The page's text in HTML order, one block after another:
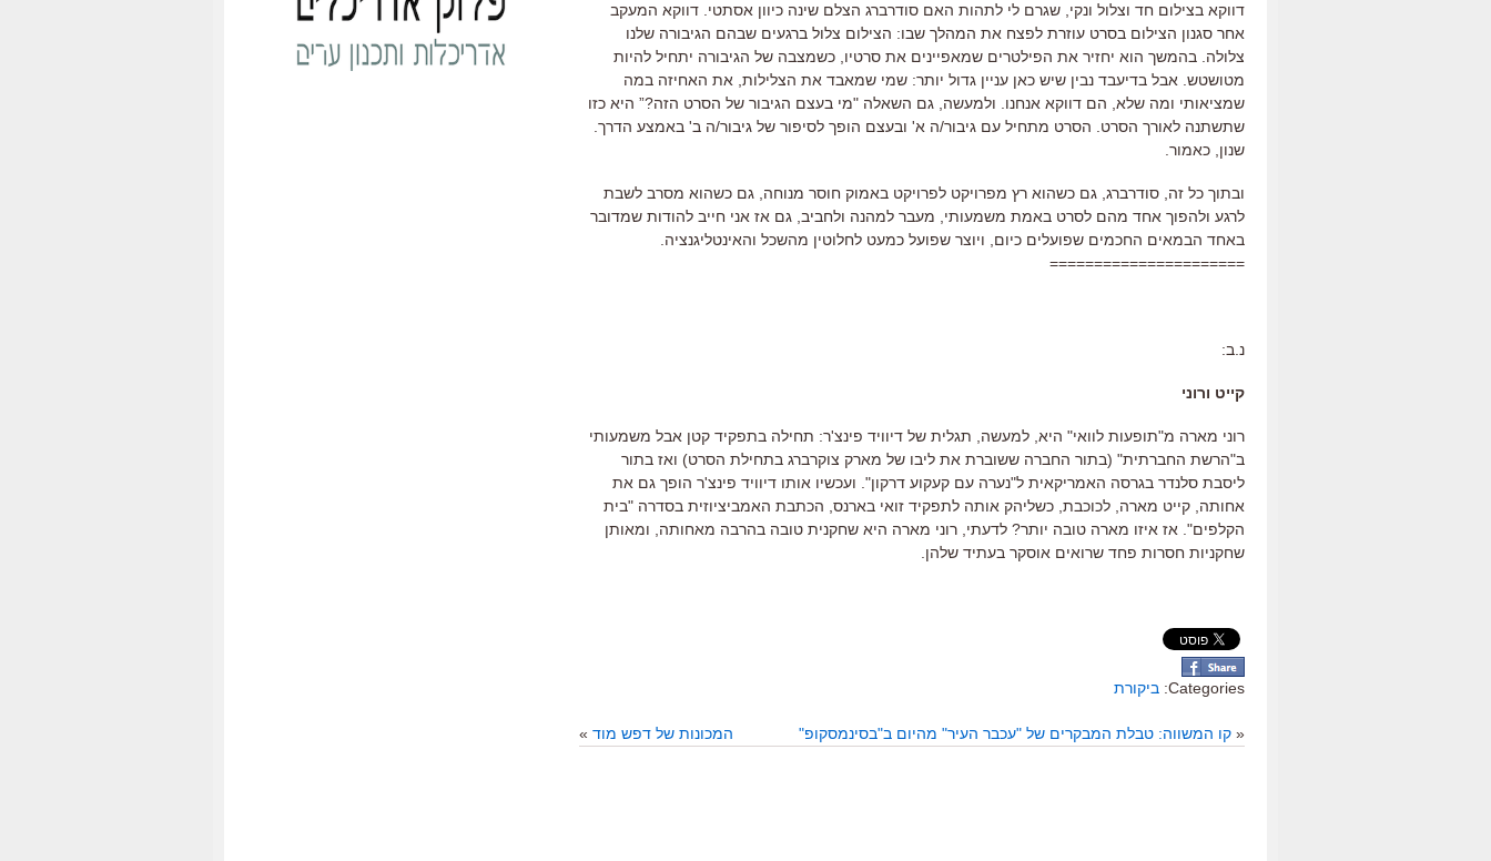
דווקא בצילום חד וצלול ונקי, שגרם לי לתהות האם סודרברג הצלם שינה כיוון אסתטי. דווקא המעקב
אחר סגנון הצילום בסרט עוזרת לפצח את המהלך שבו: הצילום צלול ברגעים שבהם הגיבורה שלנו
צלולה. בהמשך הוא יחזיר את הפילטרים שמאפיינים את סרטיו, כשמצבה של הגיבורה יתחיל להיות
מטושטש. אבל בדיעבד נבין שיש כאן עניין גדול יותר: שמי שמאבד את הצלילות, את האחיזה במה
שמציאותי ומה שלא, הם דווקא אנחנו. ולמעשה, גם השאלה "מי בעצם הגיבור של הסרט הזה?” היא כזו
שתשתנה לאורך הסרט. הסרט מתחיל עם גיבור/ה א' ובעצם הופך לסיפור של גיבור/ה ב' באמצע הדרך.
שנון, כאמור.
ובתוך כל זה, סודרברג, גם כשהוא רץ מפרויקט לפרויקט באמוק חוסר מנוחה, גם כשהוא מסרב לשבת
לרגע ולהפוך אחד מהם לסרט באמת משמעותי, מעבר למהנה ולחביב, גם אז אני חייב להודות שמדובר
באחד הבמאים החכמים שפועלים כיום, ויוצר שפועל כמעט לחלוטין מהשכל והאינטליגנציה.
======================
נ.ב:
קייט ורוני
רוני מארה מ"תופעות לוואי" היא, למעשה, תגלית של דיוויד פינצ'ר: תחילה בתפקיד קטן אבל משמעותי
ב"הרשת החברתית" (בתור החברה ששוברת את ליבו של מארק צוקרברג בתחילת הסרט) ואז בתור
ליסבת סלנדר בגרסה האמריקאית ל"נערה עם קעקוע דרקון". ועכשיו אותו דיוויד פינצ'ר הופך גם את
אחותה, קייט מארה, לכוכבת, כשליהק אותה לתפקיד זואי בארנס, הכתבת האמביציוזית בסדרה "בית
הקלפים". אז איזו מארה טובה יותר? לדעתי, רוני מארה היא שחקנית טובה בהרבה מאחותה, ומאותן
שחקניות חסרות פחד שרואים אוסקר בעתיד שלהן.
Categories: ביקורת
« קו המשווה: טבלת המבקרים של "עכבר העיר" מהיום ב"בסינמסקופ" המכונות של דפש מוד »